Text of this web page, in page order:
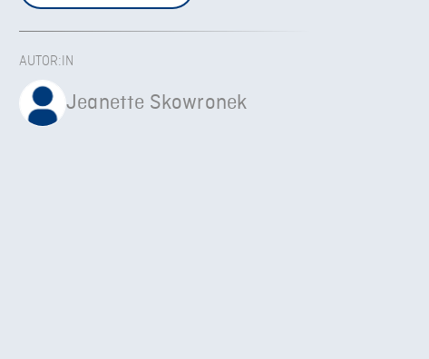
AUTOR:IN
Jeanette Skowronek